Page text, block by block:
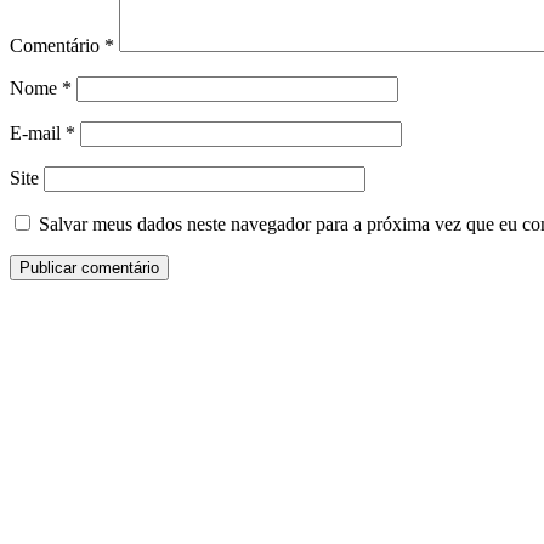
Comentário *
Nome *
E-mail *
Site
Salvar meus dados neste navegador para a próxima vez que eu